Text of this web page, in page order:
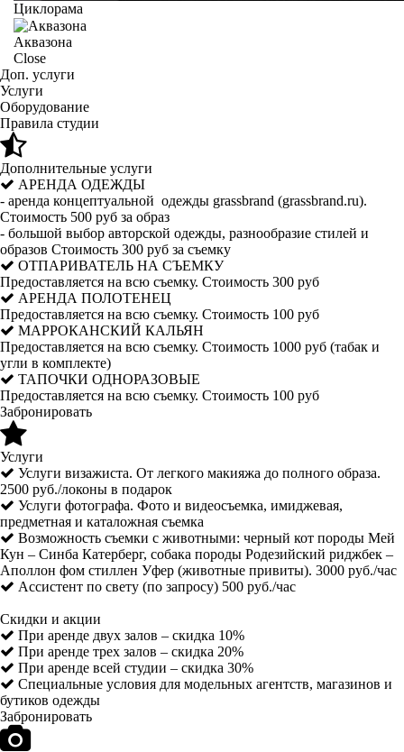
Циклорама
Аквазона
Close
Доп. услуги
Услуги
Оборудование
Правила студии
Дополнительные услуги
АРЕНДА ОДЕЖДЫ
- аренда концептуальной одежды grassbrand (grassbrand.ru).
Стоимость 500 руб за образ
- большой выбор авторской одежды, разнообразие стилей и
образов Стоимость 300 руб за съемку
ОТПАРИВАТЕЛЬ НА СЪЕМКУ
Предоставляется на всю съемку. Стоимость 300 руб
АРЕНДА ПОЛОТЕНЕЦ
Предоставляется на всю съемку. Стоимость 100 руб
МАРРОКАНСКИЙ КАЛЬЯН
Предоставляется на всю съемку. Стоимость 1000 руб (табак и
угли в комплекте)
ТАПОЧКИ ОДНОРАЗОВЫЕ
Предоставляется на всю съемку. Стоимость 100 руб
Забронировать
Услуги
Услуги визажиста. От легкого макияжа до полного образа.
2500 руб./локоны в подарок
Услуги фотографа. Фото и видеосъемка, имиджевая,
предметная и каталожная съемка
Возможность съемки с животными: черный кот породы Мей
Кун – Синба Катерберг, собака породы Родезийский риджбек –
Аполлон фом стиллен Уфер (животные привиты). 3000 руб./час
Ассистент по свету (по запросу) 500 руб./час
Скидки и акции
При аренде двух залов – скидка 10%
При аренде трех залов – скидка 20%
При аренде всей студии – скидка 30%
Специальные условия для модельных агентств, магазинов и
бутиков одежды
Забронировать